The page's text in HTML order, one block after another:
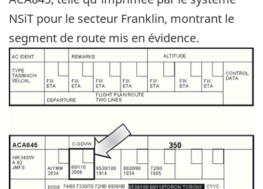
NSiT pour le secteur Franklin, montrant le
segment de route mis en évidence.
Image